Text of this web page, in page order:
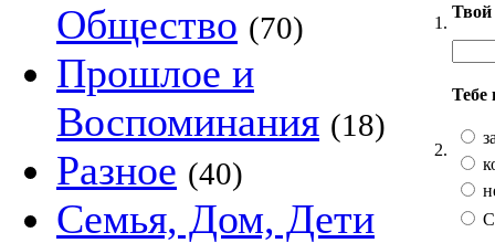
Общество (70)
Прошлое и
Воспоминания (18)
Разное (40)
Семья, Дом, Дети
1.
Твой
2.
Тебе